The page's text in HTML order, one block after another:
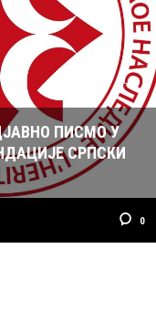
ПИСМО У
СРПСКИ
0